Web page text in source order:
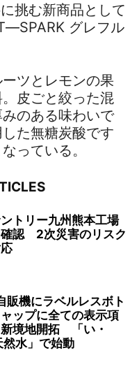
挑む新商品として
グレフル
ツとレモンの果
皮ごと絞った混
のある味わいで
た無糖炭酸です
っている。
トリー九州熊本工場
認 2次災害のリスク
販機にラベルレスボト
ップに全ての表示項
境地開拓 「い・
然水」で始動